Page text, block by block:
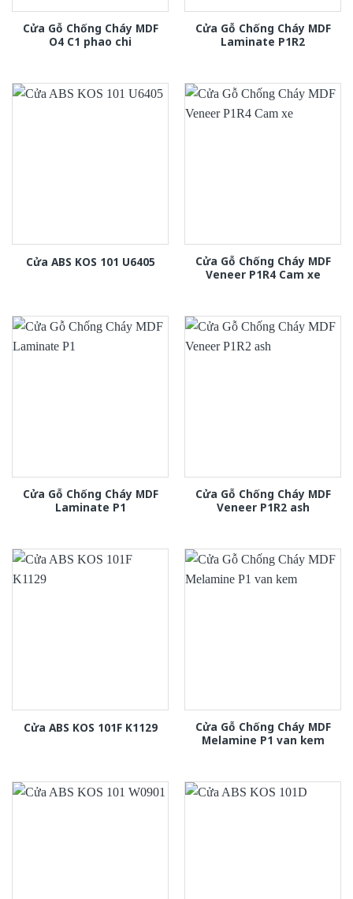
Cửa Gỗ Chống Cháy MDF
O4 C1 phao chi
Cửa Gỗ Chống Cháy MDF
Laminate P1R2
Cửa ABS KOS 101 U6405
Cửa Gỗ Chống Cháy MDF
Veneer P1R4 Cam xe
Cửa Gỗ Chống Cháy MDF
Laminate P1
Cửa Gỗ Chống Cháy MDF
Veneer P1R2 ash
Cửa ABS KOS 101F K1129
Cửa Gỗ Chống Cháy MDF
Melamine P1 van kem